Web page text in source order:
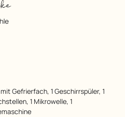
Gefrierfach, 1 Geschirrspüler, 1
1 Mikrowelle, 1